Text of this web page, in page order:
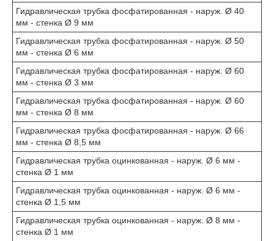
Гидравлическая трубка фосфатированная - наруж. Ø 40
мм - стенка Ø 9 мм
Гидравлическая трубка фосфатированная - наруж. Ø 50
мм - стенка Ø 6 мм
Гидравлическая трубка фосфатированная - наруж. Ø 60
мм - стенка Ø 3 мм
Гидравлическая трубка фосфатированная - наруж. Ø 60
мм - стенка Ø 8 мм
Гидравлическая трубка фосфатированная - наруж. Ø 66
мм - стенка Ø 8,5 мм
Гидравлическая трубка оцинкованная - наруж. Ø 6 мм -
стенка Ø 1 мм
Гидравлическая трубка оцинкованная - наруж. Ø 6 мм -
стенка Ø 1,5 мм
Гидравлическая трубка оцинкованная - наруж. Ø 8 мм -
стенка Ø 1 мм